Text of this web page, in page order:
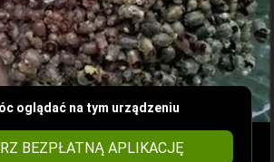
oglądać na tym urządzeniu
BEZPŁATNĄ APLIKACJĘ